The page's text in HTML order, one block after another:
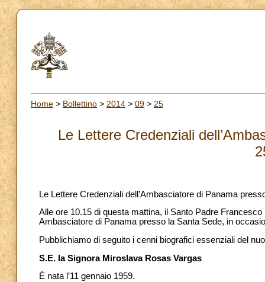
Home > Bollettino > 2014 > 09 > 25
Le Lettere Credenziali
Le Lettere Credenziali dell’Ambasciatore di Panama
Alle ore 10.15 di questa mattina, il Santo Padre
Ambasciatore di Panama presso la Santa Sede, in
Pubblichiamo di seguito i cenni biografici essenziali del
S.E. la Signora Miroslava Rosas Vargas
È nata l’11 gennaio 1959.